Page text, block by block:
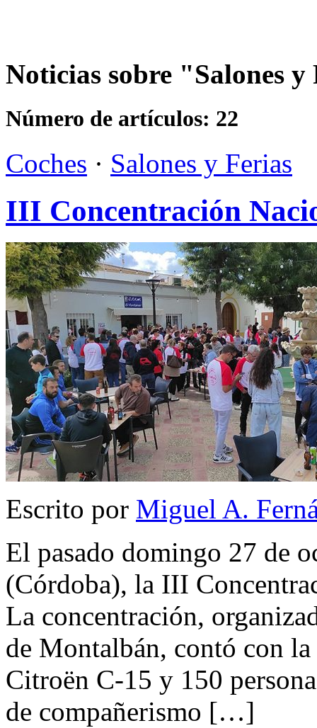
Noticias sobre "Salones y
Número de artículos: 22
Coches · Salones y Ferias
III Concentración
Escrito por Miguel A.
El pasado domingo 27 de
(Córdoba), la III
La concentración,
de Montalbán, contó con
Citroën C-15 y 150
de compañerismo […]